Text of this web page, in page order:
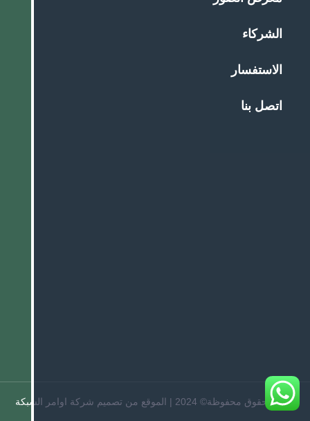
الشركاء
الاستفسار
اتصل بنا
جميع الحقوق محفوظة© 2024 | الموقع من تصميم شركة اوامر الشبكة